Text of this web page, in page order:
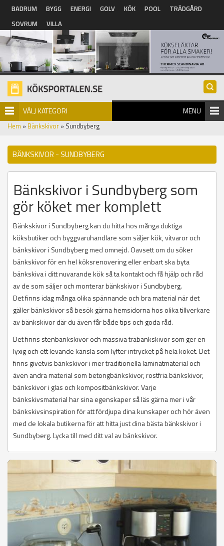
Hoppa till huvudinnehåll
BADRUM BYGG ENERGI GOLV KÖK POOL
TRÄDGÅRD
SOVRUM
VILLA
VÄLJ KATEGORI MENU
Hem » Bänkskivor » Sundbyberg
BÄNKSKIVOR - SUNDBYBERG
Bänkskivor i Sundbyberg som
gör köket mer komplett
Bänkskivor i Sundbyberg kan du hitta hos många duktiga
köksbutiker och byggvaruhandlare som säljer kök, vitvaror och
bänkskivor i Sundbyberg med omnejd. Oavsett om du söker
bänkskivor för en hel köksrenovering eller enbart ska byta
bänkskiva i ditt nuvarande kök så ta kontakt och få hjälp och råd
av de som säljer och monterar bänkskivor i Sundbyberg.
Det finns idag många olika spännande och bra material när det
gäller bänkskivor så besök gärna hemsidorna hos olika tillverkare
av bänkskivor där du även får både tips och goda råd.
Det finns stenbänkskivor och massiva träbänkskivor som ger en
lyxig och ett levande känsla som lyfter intrycket på hela köket. Det
finns givetvis bänkskivor i mer traditionella laminatmaterial och
även andra material som betongbänkskivor, rostfria bänkskivor,
bänkskivor i glas och kompositbänkskivor. Varje
bänkskivsmaterial har sina egenskaper så läs gärna mer i vår
bänkskivsinspiration för att fördjupa dina kunskaper och hör även
med de lokala butikerna för att hitta just dina bästa bänkskivor i
Sundbyberg. Lycka till med ditt val av bänkskivor.